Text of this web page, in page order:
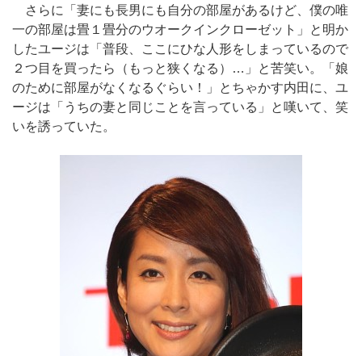
さらに「妻にも長男にも自分の部屋があるけど、僕の唯
一の部屋は畳１畳分のウオークインクローゼット」と明か
したユージは「普段、ここにひな人形をしまっているので
２つ目を買ったら（もっと狭くなる）…」と苦笑い。「娘
のために部屋がなくなるぐらい！」とちゃかす内田に、ユ
ージは「うちの妻と同じことを言っている」と嘆いて、笑
いを誘っていた。